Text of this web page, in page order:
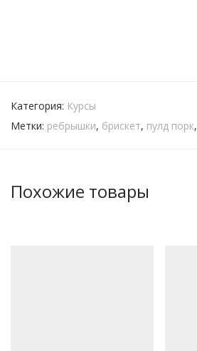
Категория: Курсы
Метки: ребрышки, брискет, пулд порк,
Похожие товары